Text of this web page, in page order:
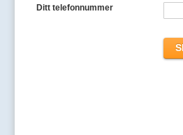
Ditt telefonnummer